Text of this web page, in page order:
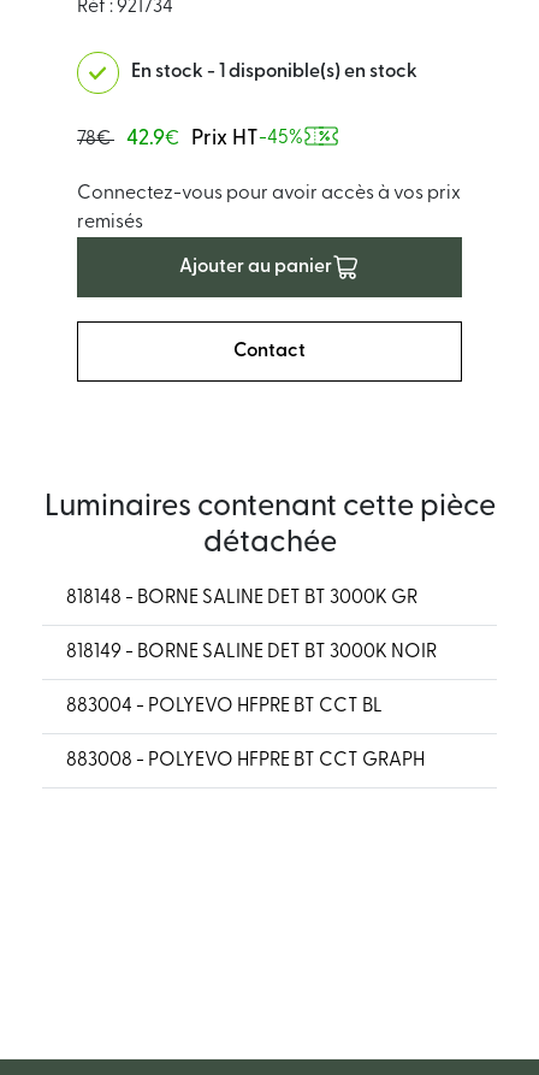
Réf : 921734
En stock - 1 disponible(s) en stock
78€ 42.9€ Prix HT-45%
Connectez-vous pour avoir accès à vos prix
remisés
Ajouter au panier
Contact
Luminaires contenant cette pièce
détachée
818148 - BORNE SALINE DET BT 3000K GR
818149 - BORNE SALINE DET BT 3000K NOIR
883004 - POLYEVO HFPRE BT CCT BL
883008 - POLYEVO HFPRE BT CCT GRAPH